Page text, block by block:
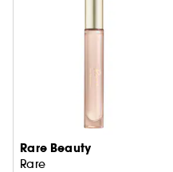
Rare Beauty
Rare